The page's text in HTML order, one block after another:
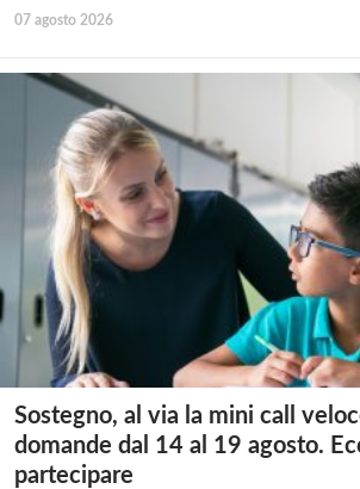
07 agosto 2026
Sostegno, al via la mini call
domande dal 14 al 19 agosto.
partecipare